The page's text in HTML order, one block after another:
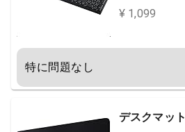
¥ 1,099
特に問題なし
デスクマット